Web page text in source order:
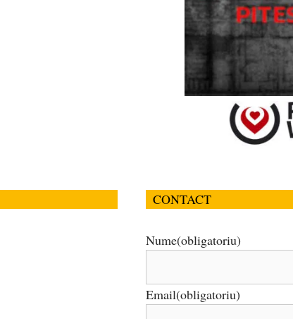
CONTACT
Nume(obligatoriu)
Email(obligatoriu)